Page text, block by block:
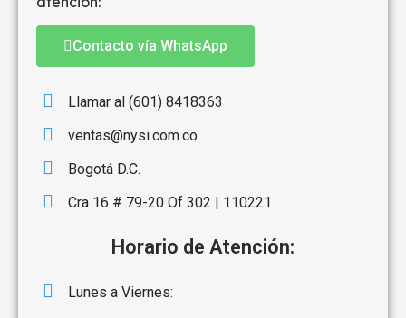
Contacto vía WhatsApp
Llamar al (601) 8418363
ventas@nysi.com.co
Bogotá D.C.
Cra 16 # 79-20 Of 302 | 110221
Horario de Atención:
Lunes a Viernes: